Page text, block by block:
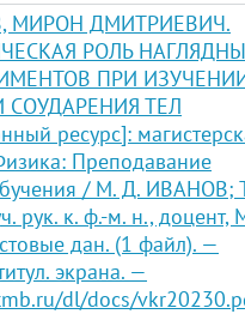
МИРОН ДМИТРИЕВИЧ.
РОЛЬ
ПРИ
ТЕЛ
ресурс]:
Преподавание
/ М. Д. ИВАНОВ;
рук. к. ф.-м. н., доцент,
дан. (1 файл). —
экрана. —
dl/docs/